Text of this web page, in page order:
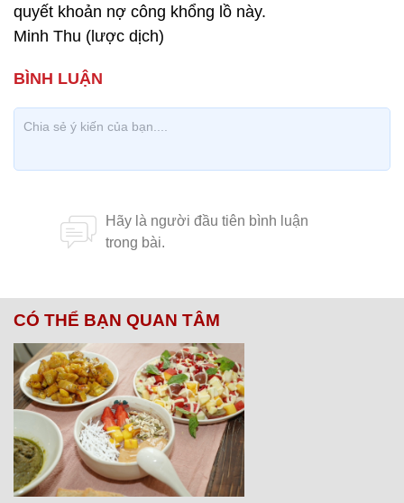
quyết khoản nợ công khổng lồ này.
Minh Thu (lược dịch)
CÓ THỂ BẠN QUAN TÂM